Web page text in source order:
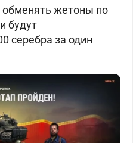
обменять жетоны по
будут
серебра за один